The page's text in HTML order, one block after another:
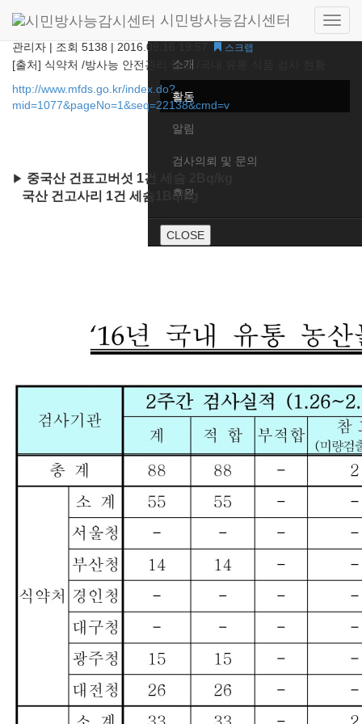
Home
소개
활동
알림
검사의뢰 및 문의
후원
CLOSE
시민방사능감시센터
Side
식약처 방사능 검사 결과 (2016년 2월 5일 ) 현황
관리자 | 조회 5138 | 2016.09.16 19:57 스크랩
[출처] 식약처 /방사능 안전관리 정보 /국내 유통 식품 검사 현황
http://www.mfds.go.kr/index.do?
mid=1077&pageNo=1&seq=22138&cmd=v
▶ 중국산 건표고버섯 1건 세슘 2Bq/kg
국산 건고사리 1건 세슘1Bq/kg